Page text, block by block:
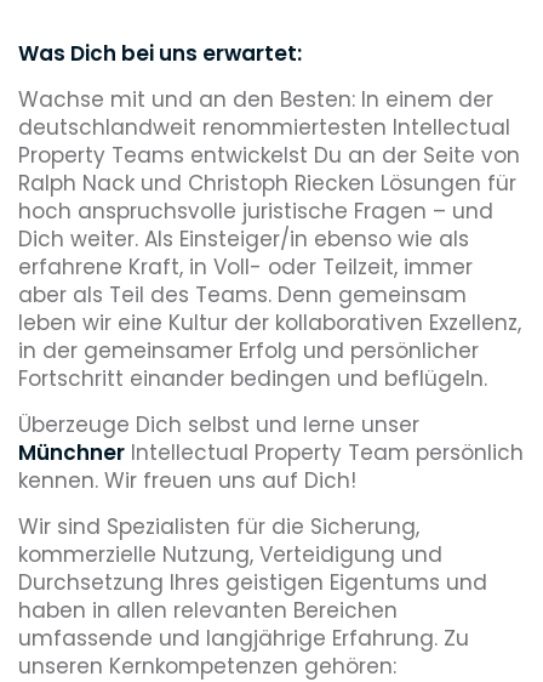
Was Dich bei uns erwartet:
Wachse mit und an den Besten: In einem der
deutschlandweit renommiertesten Intellectual
Property Teams entwickelst Du an der Seite von
Ralph Nack und Christoph Riecken Lösungen für
hoch anspruchsvolle juristische Fragen – und
Dich weiter. Als Einsteiger/in ebenso wie als
erfahrene Kraft, in Voll- oder Teilzeit, immer
aber als Teil des Teams. Denn gemeinsam
leben wir eine Kultur der kollaborativen Exzellenz,
in der gemeinsamer Erfolg und persönlicher
Fortschritt einander bedingen und beflügeln.
Überzeuge Dich selbst und lerne unser
Münchner Intellectual Property Team persönlich
kennen. Wir freuen uns auf Dich!
Wir sind Spezialisten für die Sicherung,
kommerzielle Nutzung, Verteidigung und
Durchsetzung Ihres geistigen Eigentums und
haben in allen relevanten Bereichen
umfassende und langjährige Erfahrung. Zu
unseren Kernkompetenzen gehören: